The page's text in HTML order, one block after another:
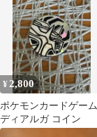
¥ 2,800
ポケモンカードゲーム
ディアルガ コイン